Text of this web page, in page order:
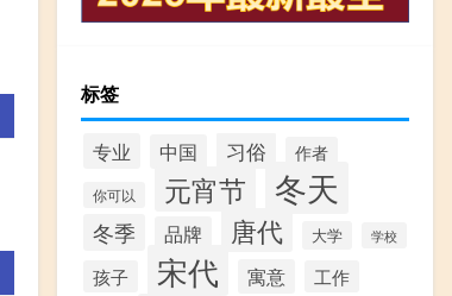
标签
专业 中国 习俗 作者
你可以 元宵节 冬天
冬季 品牌 唐代 大学 学校
孩子 宋代 寓意 工作